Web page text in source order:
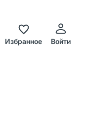
Избранное Войти